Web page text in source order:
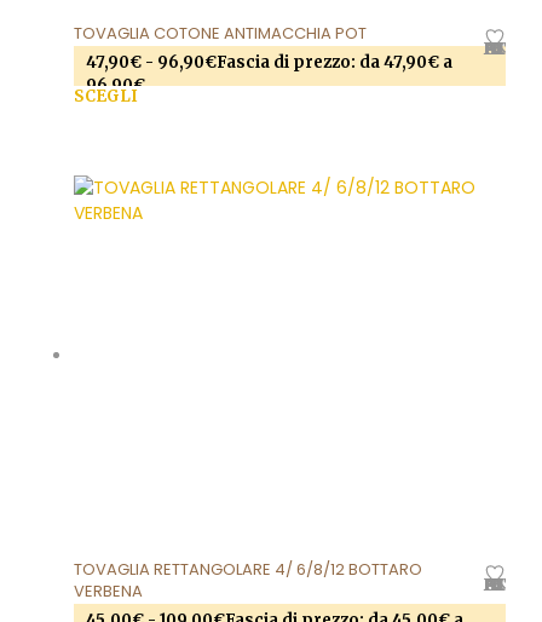
AGGIUNGI ALLA LISTA DEI DESIDERI
TOVAGLIA COTONE ANTIMACCHIA POT
47,90€ - 96,90€Fascia di prezzo: da 47,90€ a
96,90€
SCEGLI
possono essere scelte nella pagina del prodotto
AGGIUNGI ALLA LISTA DEI DESIDERI
TOVAGLIA RETTANGOLARE 4/ 6/8/12 BOTTARO
VERBENA